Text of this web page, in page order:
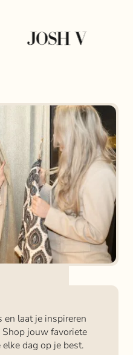
en laat je inspireren
jouw favoriete
dag op je best.